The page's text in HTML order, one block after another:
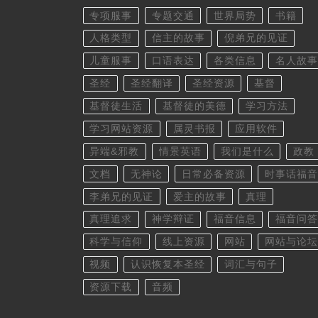
专项服事 专题交通 世界局势 书籍
人格类型 信主的故事 倪弟兄的见证
儿童服事 口语表达 各类信息 名人故事
圣经 圣经翻译 圣经资源 基督
基督徒生活 基督徒的美德 学习方法
学习网站资源 属灵书报 应用软件
异端&邪教 情景英语 我们是什么 政教
文档 无神论 日常必备资源 时事话福音
李弟兄的见证 爱主的故事 真理
真理追求 神学辩证 福音信息 福音问答
科学与信仰 线上资源 网站 网站与论坛
视频 认识恢复本圣经 词汇与句子
资源下载 音频